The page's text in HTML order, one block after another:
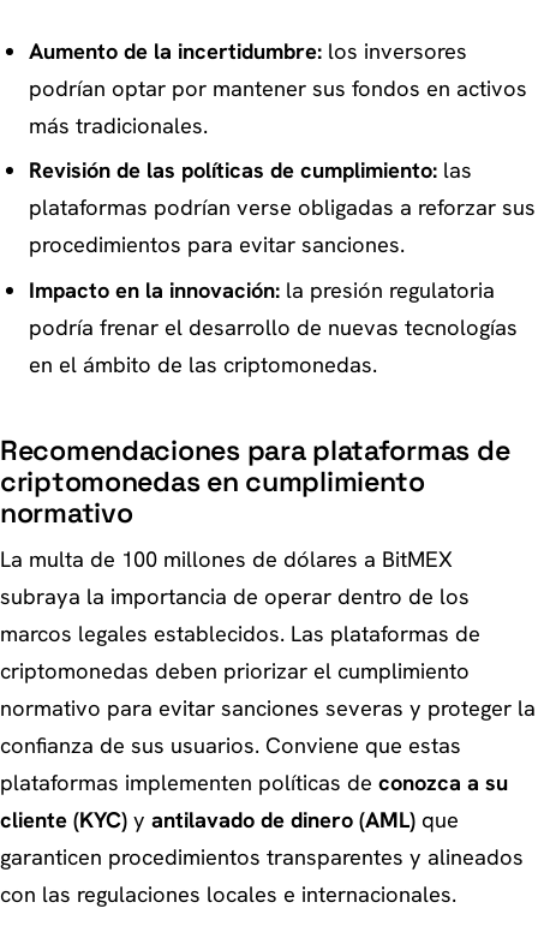
Aumento de la incertidumbre:los inversores
podrían optar por mantener sus fondos en activos
más tradicionales.
Revisión de las políticas de cumplimiento:las
plataformas podrían verse obligadas a reforzar sus
procedimientos para evitar sanciones.
Impacto en la innovación:la presión regulatoria
podría frenar el desarrollo de nuevas tecnologías
en el ámbito de las criptomonedas.
Recomendaciones para plataformas de
criptomonedas en cumplimiento
normativo
La multa de 100 millones de dólares a BitMEX
subraya la importancia de operar dentro de los
marcos legales establecidos. Las plataformas de
criptomonedas deben priorizar el cumplimiento
normativo para evitar sanciones severas y proteger la
confianza de sus usuarios. Conviene que estas
plataformas implementen políticas de conozca a su
cliente (KYC) y antilavado de dinero (AML) que
garanticen procedimientos transparentes y alineados
con las regulaciones locales e internacionales.